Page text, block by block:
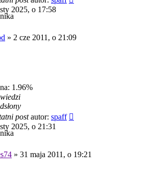
2025, o 17:58
» 2 cze 2011, o 21:09
1.96%
postautor: spaff
2025, o 21:31
» 31 maja 2011, o 19:21